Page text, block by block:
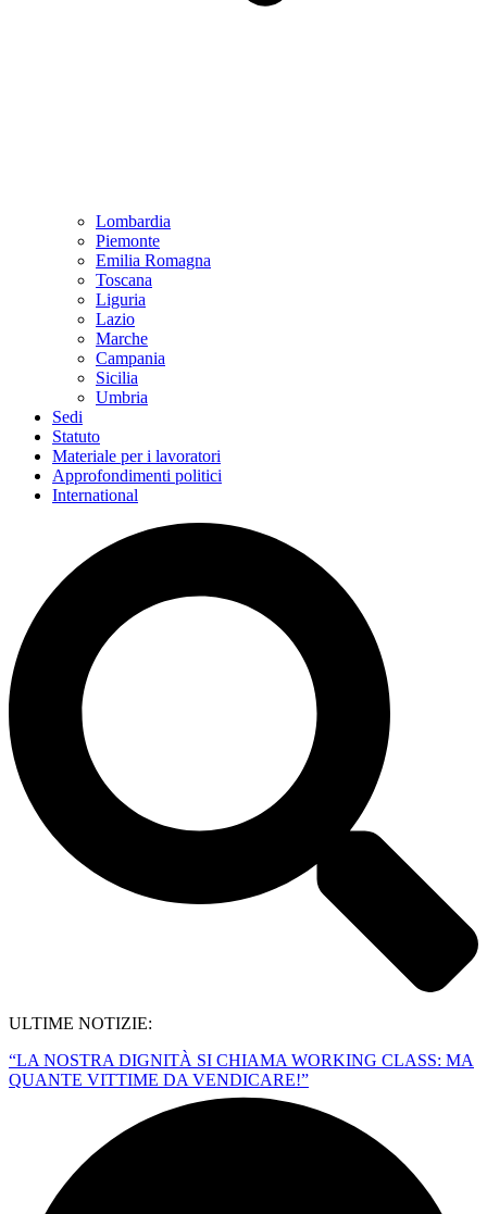
Lombardia
Piemonte
Emilia Romagna
Toscana
Liguria
Lazio
Marche
Campania
Sicilia
Umbria
Sedi
Statuto
Materiale per i lavoratori
Approfondimenti politici
International
ULTIME NOTIZIE:
“LA NOSTRA DIGNITÀ SI CHIAMA WORKING CLASS: MA
QUANTE VITTIME DA VENDICARE!”